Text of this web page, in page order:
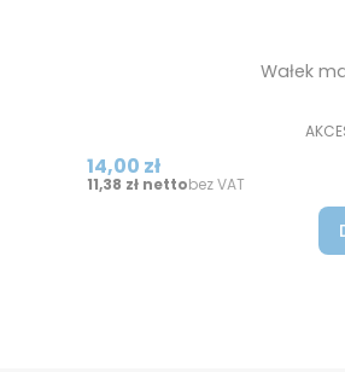
Wałek
Cena
14,00 zł
Cena
11,38 zł bez VAT